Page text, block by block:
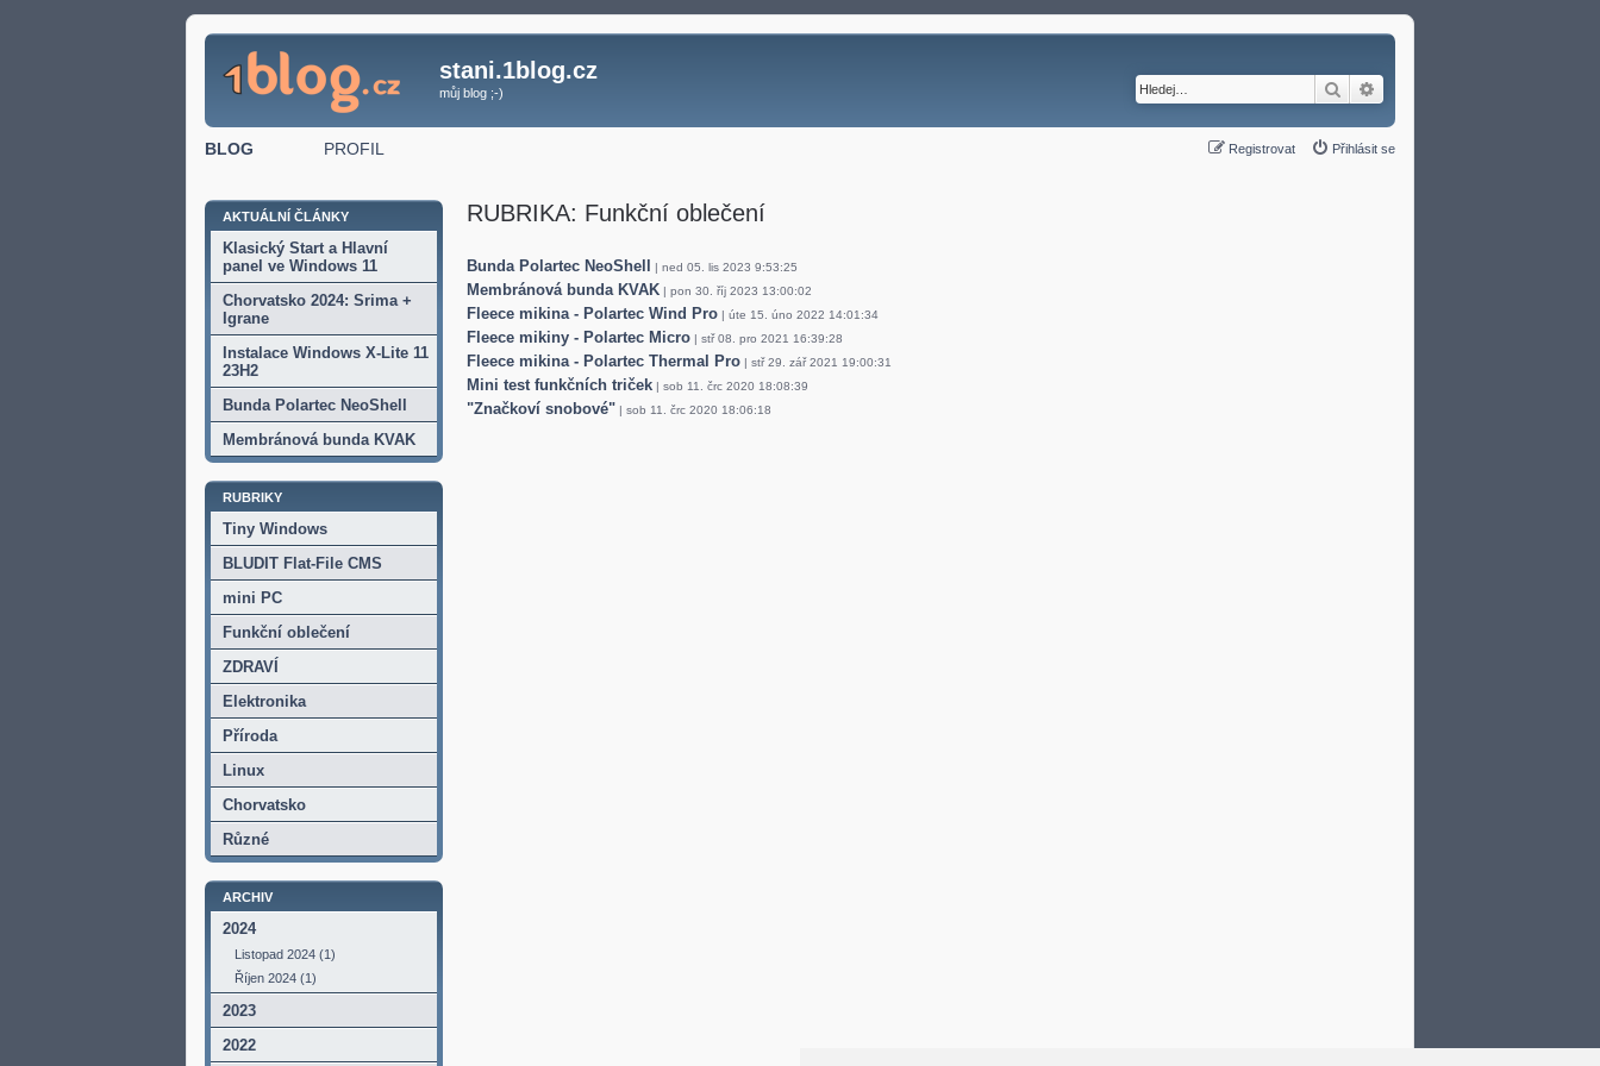
stani.1blog.cz
můj blog ;-) Hledat
BLOG PROFIL Registrovat Přihlásit se
AKTUÁLNÍ ČLÁNKY
Klasický Start a Hlavní
panel ve Windows 11
Chorvatsko 2024: Srima +
Igrane
Instalace Windows X-Lite 11
23H2
Bunda Polartec NeoShell
Membránová bunda KVAK
RUBRIKY
Tiny Windows
BLUDIT Flat-File CMS
mini PC
Funkční oblečení
ZDRAVÍ
Elektronika
Příroda
Linux
Chorvatsko
Různé
ARCHIV
2024
Listopad 2024 (1)
Říjen 2024 (1)
2023
2022
RUBRIKA: Funkční oblečení
Bunda Polartec NeoShell | ned 05. lis 2023 9:53:25
Membránová bunda KVAK | pon 30. říj 2023 13:00:02
Fleece mikina - Polartec Wind Pro | úte 15. úno 2022 14:01:34
Fleece mikiny - Polartec Micro | stř 08. pro 2021 16:39:28
Fleece mikina - Polartec Thermal Pro | stř 29. zář 2021 19:00:31
Mini test funkčních triček | sob 11. črc 2020 18:08:39
"Značkoví snobové" | sob 11. črc 2020 18:06:18